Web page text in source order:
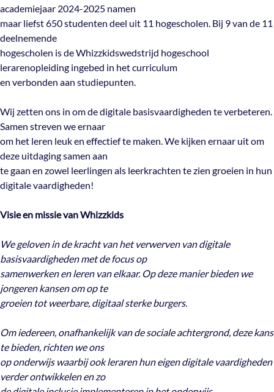
academiejaar 2024-2025 namen
maar liefst 650 studenten deel uit 11 hogescholen. Bij 9 van de 11
deelnemende
hogescholen is de Whizzkidswedstrijd hogeschool
lerarenopleiding ingebed in het curriculum
en verbonden aan studiepunten.
Wij zetten ons in om de digitale basisvaardigheden te verbeteren.
Samen streven we ernaar
om het leren leuk en effectief te maken. We kijken ernaar uit om
deze uitdaging samen aan
te gaan en zowel leerlingen als leerkrachten te zien groeien in hun
digitale vaardigheden!
Visie en missie van Whizzkids
We geloven in de kracht van het verwerven van digitale
basisvaardigheden met de focus op
samenwerken en leren van elkaar. Op deze manier bieden we
jongeren kansen om op te
groeien tot weerbare, digitaal sterke burgers.
Om iedereen, onafhankelijk van de sociale achtergrond, deze kans
te bieden, richten we ons
op onderwijs waarbij ook leraren hun eigen digitale vaardigheden
verder ontwikkelen en zo